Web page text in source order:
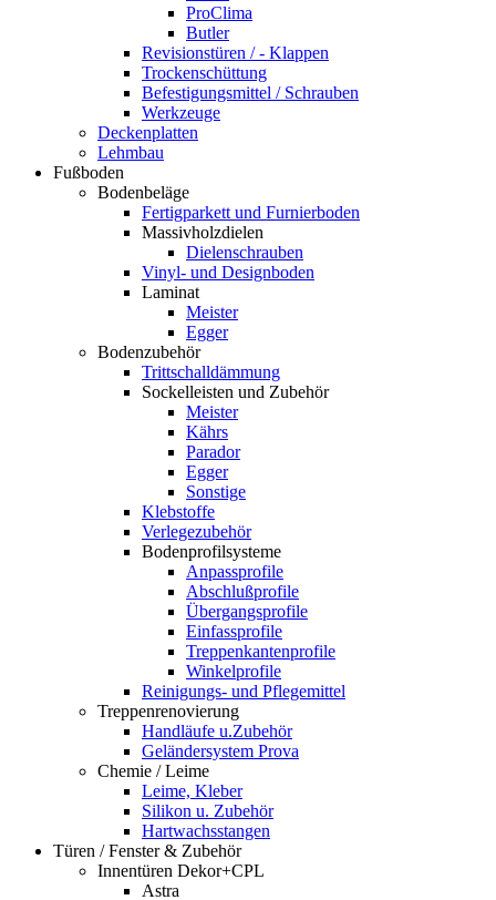
ProClima
Butler
Revisionstüren / - Klappen
Trockenschüttung
Befestigungsmittel / Schrauben
Werkzeuge
Deckenplatten
Lehmbau
Fußboden
Bodenbeläge
Fertigparkett und Furnierboden
Massivholzdielen
Dielenschrauben
Vinyl- und Designboden
Laminat
Meister
Egger
Bodenzubehör
Trittschalldämmung
Sockelleisten und Zubehör
Meister
Kährs
Parador
Egger
Sonstige
Klebstoffe
Verlegezubehör
Bodenprofilsysteme
Anpassprofile
Abschlußprofile
Übergangsprofile
Einfassprofile
Treppenkantenprofile
Winkelprofile
Reinigungs- und Pflegemittel
Treppenrenovierung
Handläufe u.Zubehör
Geländersystem Prova
Chemie / Leime
Leime, Kleber
Silikon u. Zubehör
Hartwachsstangen
Türen / Fenster & Zubehör
Innentüren Dekor+CPL
Astra